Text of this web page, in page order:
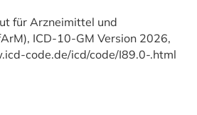
für Arzneimittel und
ICD-10-GM Version 2026,
code.de/icd/code/I89.0-.html